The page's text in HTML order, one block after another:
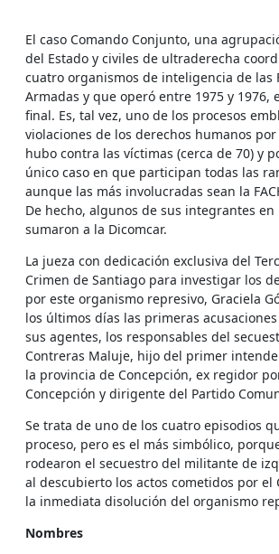
El caso Comando Conjunto, una
del Estado y civiles de ultraderecha
cuatro organismos de inteligencia de las
Armadas y que operó entre 1975 y 1976,
final. Es, tal vez, uno de los procesos
violaciones de los derechos humanos
hubo contra las víctimas (cerca de 70) y
único caso en que participan todas las
aunque las más involucradas sean la
De hecho, algunos de sus integrantes en
sumaron a la Dicomcar.
La jueza con dedicación exclusiva del
Crimen de Santiago para investigar los
por este organismo represivo, Graciela
los últimos días las primeras
sus agentes, los responsables del
Contreras Maluje, hijo del primer
la provincia de Concepción, ex regidor
Concepción y dirigente del Partido
Se trata de uno de los cuatro episodios
proceso, pero es el más simbólico,
rodearon el secuestro del militante de
al descubierto los actos cometidos por el
la inmediata disolución del organismo
Nombres